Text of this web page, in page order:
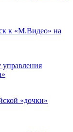
к «М.Видео» на
«дочки»